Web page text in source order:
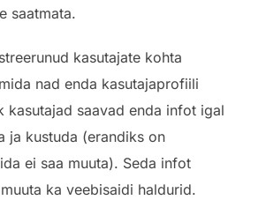
saatmata.
kasutajate kohta
nad enda kasutajaprofiili
kasutajad saavad enda infot igal
ja kustuda (erandiks on
ei saa muuta). Seda infot
ka veebisaidi haldurid.